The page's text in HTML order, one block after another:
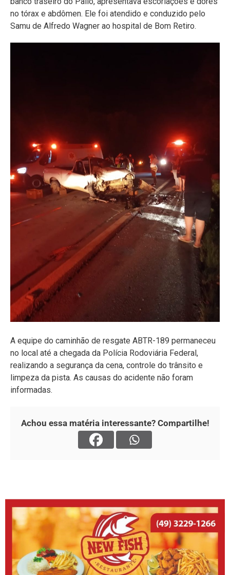
no tórax e abdômen. Ele foi atendido e conduzido pelo
Samu de Alfredo Wagner ao hospital de Bom Retiro.
A equipe do caminhão de resgate ABTR-189 permaneceu
no local até a chegada da Polícia Rodoviária Federal,
realizando a segurança da cena, controle do trânsito e
limpeza da pista. As causas do acidente não foram
informadas.
Achou essa matéria interessante? Compartilhe!